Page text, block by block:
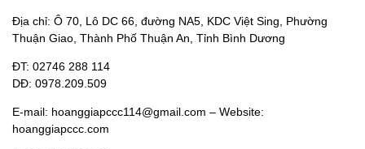
Địa chỉ: Ô 70, Lô DC 66, đường NA5, KDC Việt Sing, Phường
Thuận Giao, Thành Phố Thuận An, Tỉnh Bình Dương
ĐT: 02746 288 114
DĐ: 0978.209.509
E-mail: hoanggiapccc114@gmail.com – Website:
hoanggiapccc.com